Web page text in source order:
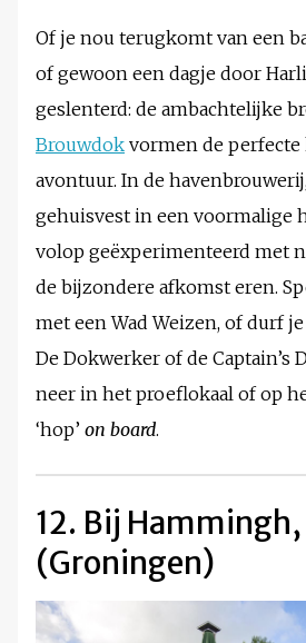
Of je nou terugkomt van een
of gewoon een dagje door
geslenterd: de ambachtelijke
Brouwdok vormen de perfecte
avontuur. In de
gehuisvest in een voormalige
volop geëxperimenteerd met
de bijzondere afkomst eren.
met een Wad Weizen, of durf
De Dokwerker of de Captain’s
neer in het proeflokaal of op
‘hop’ on board.
12. Bij
(Groningen)